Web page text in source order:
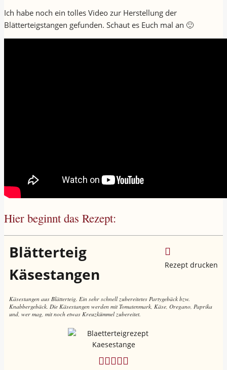
Ich habe noch ein tolles Video zur Herstellung der
Blätterteigstangen gefunden. Schaut es Euch mal an 🙂
Hier beginnt das Rezept:
Rezept drucken
Blätterteig
Käsestangen
Käsestangen aus Blätterteig. Ein sehr schnell zubereitetes Partygebäck bzw.
Knabbergebäck. Die Käsestangen werden mit Tomatenmark, Käse, Oregano, Paprika
und, wer mag, mit noch etwas Kreuzkümmel zubereitet.